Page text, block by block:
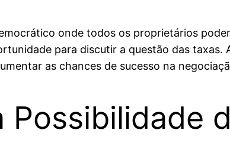
onde todos os proprietários
para discutir a questão das
as chances de sucesso na
Possibilidade